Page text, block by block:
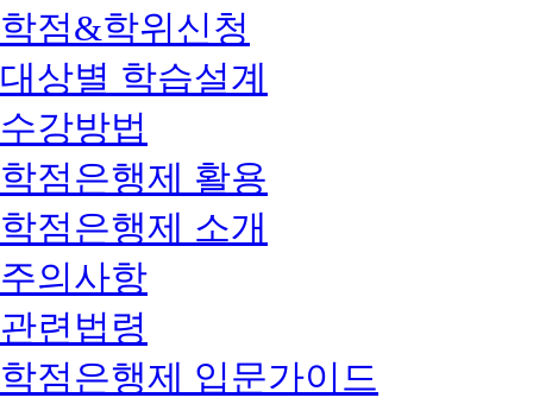
학점&학위신청
대상별 학습설계
수강방법
학점은행제 활용
학점은행제 소개
주의사항
관련법령
학점은행제 입문가이드